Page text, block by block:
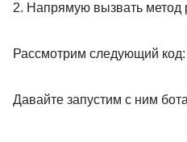
2. Напрямую вызвать метод
Рассмотрим следующий код:
Давайте запустим с ним